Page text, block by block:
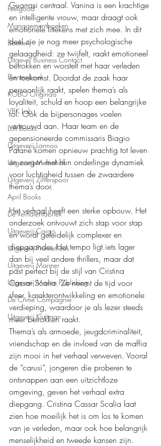
Feelgood
Managementboeken
Boekerij
Uitgever Business Contact
Prentenboek
KOBO Originals
VBK Lab
Loft Books
Uitgeverij Lannoo
Uitgeverij Melenhoff
Uitgeverij Zilverspoor
April Books
De Verhalenfabriek
Uitgeverij Cargo
Uitgeverij Prometheus
Uitgeverij Marmer
Uitgeverij Maven Publishing
De Crime Compagnie
Uitgeverij Kluitman
Guarrasi centraal. Vanina is een krachtige
en intelligente vrouw, maar draagt ook
emotionele littekens met zich mee. In dit
deel zie je nog meer psychologische
gelaagdheid: ze twijfelt, raakt emotioneel
betrokken en worstelt met haar verleden
én toekomst. Doordat de zaak haar
persoonlijk raakt, spelen thema’s als
loyaliteit, schuld en hoop een belangrijke
rol. Ook de bijpersonages voelen
vertrouwd aan. Haar team en de
gepensioneerde commissaris Biagio
Patanè komen opnieuw prachtig tot leven
en zorgen met hun onderlinge dynamiek
voor luchtigheid tussen de zwaardere
thema’s door.
Het verhaal heeft een sterke opbouw. Het
onderzoek ontvouwt zich stap voor stap
en wordt geleidelijk complexer en
diepgaander. Het tempo ligt iets lager
dan bij veel andere thrillers, maar dat
past perfect bij de stijl van Cristina
Cassar Scalia. Ze neemt de tijd voor
sfeer, karakterontwikkeling en emotionele
verdieping, waardoor je als lezer steeds
meer betrokken raakt.
Thema’s als armoede, jeugdcriminaliteit,
vriendschap en de invloed van de maffia
zijn mooi in het verhaal verweven. Vooral
de “carusi”, jongeren die proberen te
ontsnappen aan een uitzichtloze
omgeving, geven het verhaal extra
diepgang. Cristina Cassar Scalia laat
zien hoe moeilijk het is om los te komen
van je verleden, maar ook hoe belangrijk
menselijkheid en tweede kansen zijn.